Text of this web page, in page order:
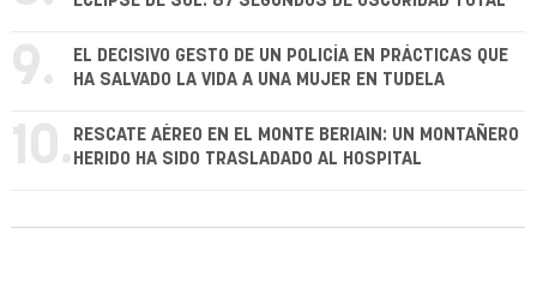
9.
EL DECISIVO GESTO DE UN POLICÍA EN PRÁCTICAS QUE
HA SALVADO LA VIDA A UNA MUJER EN TUDELA
10. RESCATE AÉREO EN EL MONTE BERIAIN: UN MONTAÑERO
HERIDO HA SIDO TRASLADADO AL HOSPITAL